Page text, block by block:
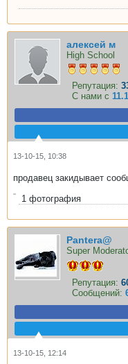
алексей м
High School
Репутация:
С нами с
13-10-15, 10:38
продавец закидывает
1 фотография
Pantera@
Super
Репутация:
Сообщений:
13-10-15, 12:14